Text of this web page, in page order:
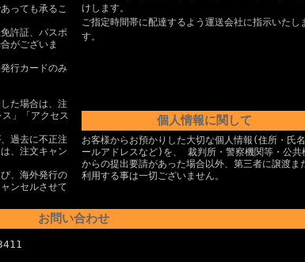
っても承るこ
許証、パスポ
がございま
行カードのみ
た場合は、注
」「アクセス
過去に不正注
、注文キャン
、海外発行の
ンセルさせて
けします。
ご指定時間帯に配達するよう運送会社に指示いたし
す。
個人情報に関して
お客様からお預かりした大切な個人情報(住所・氏
ールアドレスなど)を、 裁判所・警察機関等・公共
からの提出要請があった場合以外、第三者に譲渡ま
利用する事は一切ございません。
お問い合わせ